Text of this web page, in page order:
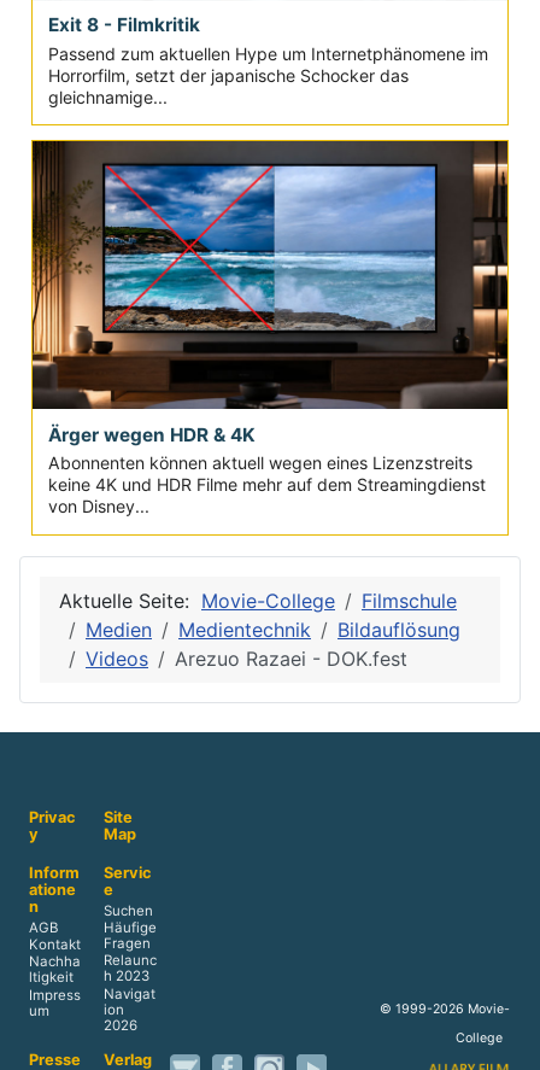
Exit 8 - Filmkritik
Passend zum aktuellen Hype um Internetphänomene im
Horrorfilm, setzt der japanische Schocker das
gleichnamige...
Ärger wegen HDR & 4K
Abonnenten können aktuell wegen eines Lizenzstreits
keine 4K und HDR Filme mehr auf dem Streamingdienst
von Disney...
Aktuelle Seite: Movie-College
Filmschule
Medien
Medientechnik
Bildauflösung
Videos
Arezuo Razaei - DOK.fest
Privac
y
Site
Map
Inform
atione
n
AGB
Kontakt
Nachha
ltigkeit
Impress
um
Servic
e
Suchen
Häufige
Fragen
Relaunc
h 2023
Navigat
ion
2026
Presse
Verlag
© 1999-2026 Movie-
College